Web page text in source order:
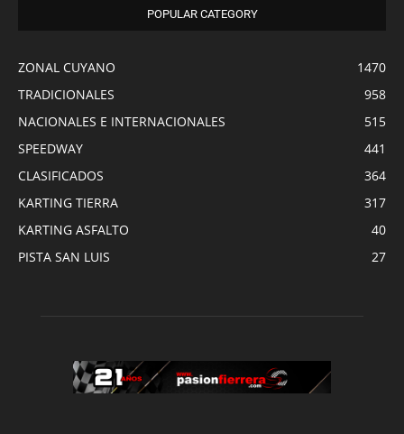
POPULAR CATEGORY
ZONAL CUYANO
1470
TRADICIONALES
958
NACIONALES E INTERNACIONALES
515
SPEEDWAY
441
CLASIFICADOS
364
KARTING TIERRA
317
KARTING ASFALTO
40
PISTA SAN LUIS
27